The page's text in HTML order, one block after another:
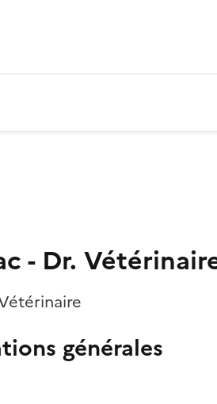
- Dr.
générales